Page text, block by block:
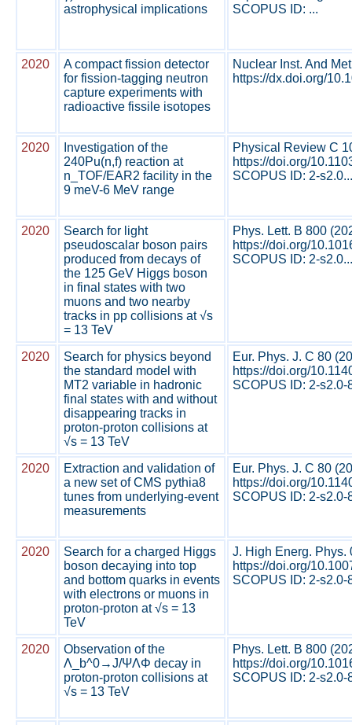
astrophysical implications
SCOPUS ID: ...
2020
A compact fission detector
for fission-tagging neutron
capture experiments with
radioactive fissile isotopes
Nuclear Inst. And
https://dx.doi.org/
2020
Investigation of the
240Pu(n,f) reaction at
n_TOF/EAR2 facility in the
9 meV-6 MeV range
Physical Review C
https://doi.org/
SCOPUS ID: 2-s2.0...
2020
Search for light
pseudoscalar boson pairs
produced from decays of
the 125 GeV Higgs boson
in final states with two
muons and two nearby
tracks in pp collisions at √s
= 13 TeV
Phys. Lett. B 800
https://doi.org/
SCOPUS ID: 2-s2.0...
2020
Search for physics beyond
the standard model with
MT2 variable in hadronic
final states with and without
disappearing tracks in
proton-proton collisions at
√s = 13 TeV
Eur. Phys. J. C 80
https://doi.org/
SCOPUS ID: 2-s2.0-
2020
Extraction and validation of
a new set of CMS pythia8
tunes from underlying-event
measurements
Eur. Phys. J. C 80
https://doi.org/
SCOPUS ID: 2-s2.0-
2020
Search for a charged Higgs
boson decaying into top
and bottom quarks in events
with electrons or muons in
proton-proton at √s = 13
TeV
J. High Energ. Phys.
https://doi.org/
SCOPUS ID: 2-s2.0-
2020
Observation of the
Λ_b^0→J/ΨΛΦ decay in
proton-proton collisions at
√s = 13 TeV
Phys. Lett. B 800
https://doi.org/
SCOPUS ID: 2-s2.0-